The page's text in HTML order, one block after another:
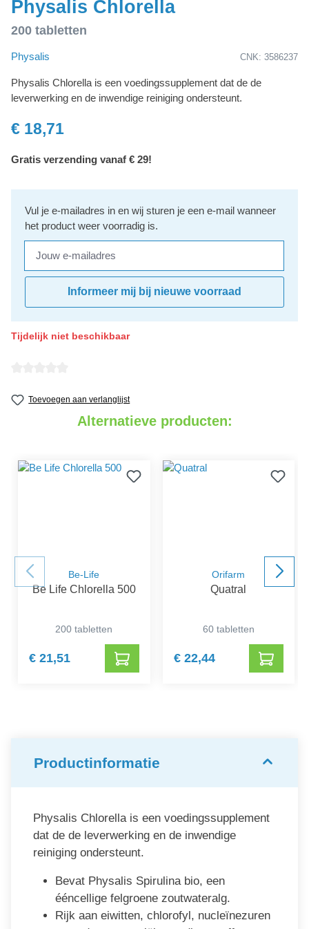
Physalis Chlorella
200 tabletten
Physalis CNK: 3586237
Physalis Chlorella is een voedingssupplement dat de de
leverwerking en de inwendige reiniging ondersteunt.
€ 18,71
Gratis verzending vanaf € 29!
Vul je e-mailadres in en wij sturen je een e-mail wanneer
het product weer voorradig is.
Informeer mij bij nieuwe voorraad
Tijdelijk niet beschikbaar
Toevoegen aan verlanglijst
Alternatieve producten:
Be-Life
Be Life Chlorella 500
200 tabletten
€ 21,51
Orifarm
Quatral
60 tabletten
€ 22,44
Productinformatie
Physalis Chlorella is een voedingssupplement
dat de de leverwerking en de inwendige
reiniging ondersteunt.
Bevat Physalis Spirulina bio, een
ééncellige felgroene zoutwateralg.
Rijk aan eiwitten, chlorofyl, nucleïnezuren